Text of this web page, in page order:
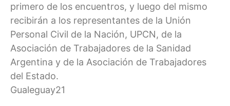
primero de los encuentros, y luego del mismo
recibirán a los representantes de la Unión
Personal Civil de la Nación, UPCN, de la
Asociación de Trabajadores de la Sanidad
Argentina y de la Asociación de Trabajadores
del Estado.
Gualeguay21